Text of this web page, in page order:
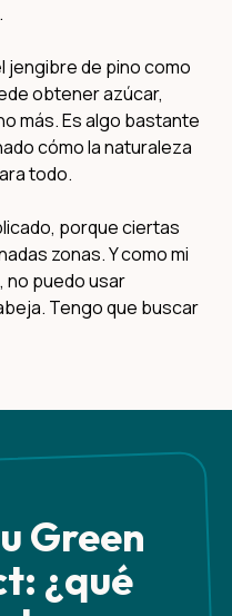
jengibre de pino como
obtener azúcar,
más. Es algo bastante
cómo la naturaleza
todo.
porque ciertas
zonas. Y como mi
no puedo usar
Tengo que buscar
Green
¿qué